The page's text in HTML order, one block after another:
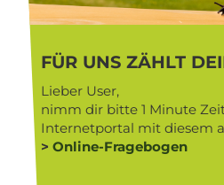
FÜR UNS ZÄHLT
Lieber User,
nimm dir bitte 1 Minute
Internetportal mit diesem
> Online-Fragebogen